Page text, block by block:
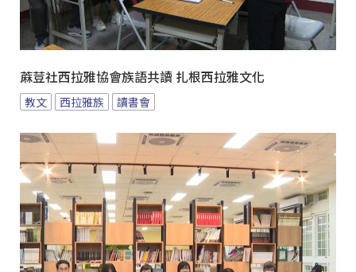
蔴荳社西拉雅協會族語共讀 扎根西拉雅文化
教文 西拉雅族 讀書會